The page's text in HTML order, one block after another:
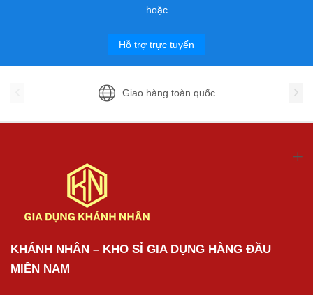
hoặc
Hỗ trợ trực tuyến
Giao hàng toàn quốc
KHÁNH NHÂN – KHO SỈ GIA DỤNG HÀNG ĐẦU
MIỀN NAM